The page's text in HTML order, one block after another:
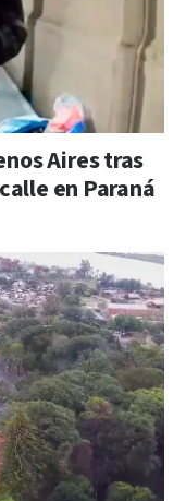
Aires tras
en Paraná